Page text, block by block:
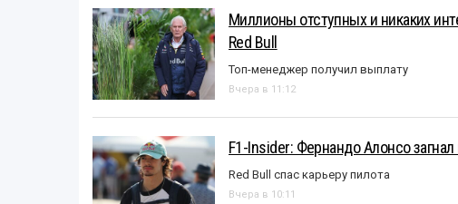
Миллионы отступных и никаких
Red Bull
Топ-менеджер получил выплату
Вчера в 11:12
F1-Insider: Фернандо Алонсо
Red Bull спас карьеру пилота
Вчера в 10:11